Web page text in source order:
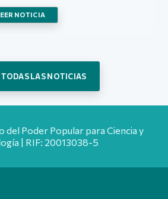
NOTICIA
TODAS LAS NOTICIAS
del Poder Popular para Ciencia y
| RIF: 20013038-5